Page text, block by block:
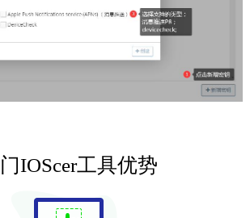
IOScer工具优势